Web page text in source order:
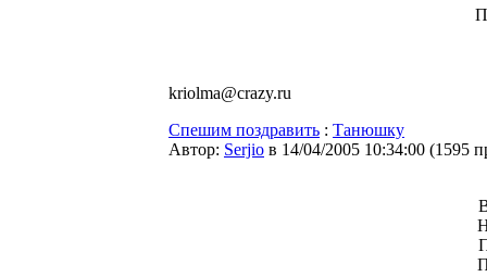
kriolma@crazy.ru
Спешим поздравить : Танюшку
Автор: Serjio в 14/04/2005 10:34:00 (1595